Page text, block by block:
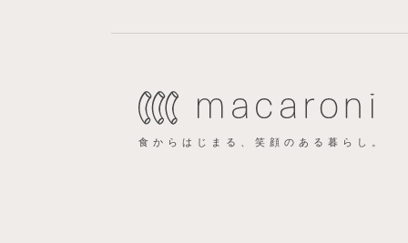
食からはじまる、笑顔のある暮らし。